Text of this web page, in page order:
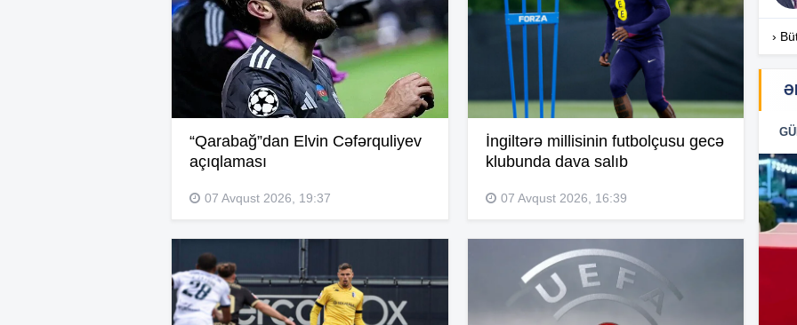
“Qarabağ”dan Elvin Cəfərquliyev
açıqlaması
07 Avqust 2026, 19:37
İngiltərə millisinin futbolçusu gecə
klubunda dava salıb
07 Avqust 2026, 16:39
›